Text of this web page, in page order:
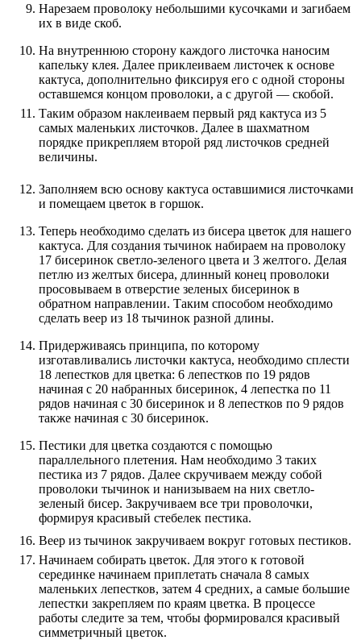
Нарезаем проволоку небольшими кусочками и загибаем
их в виде скоб.
На внутреннюю сторону каждого листочка наносим
капельку клея. Далее приклеиваем листочек к основе
кактуса, дополнительно фиксируя его с одной стороны
оставшемся концом проволоки, а с другой — скобой.
Таким образом наклеиваем первый ряд кактуса из 5
самых маленьких листочков. Далее в шахматном
порядке прикрепляем второй ряд листочков средней
величины.
Заполняем всю основу кактуса оставшимися листочками
и помещаем цветок в горшок.
Теперь необходимо сделать из бисера цветок для нашего
кактуса. Для создания тычинок набираем на проволоку
17 бисеринок светло-зеленого цвета и 3 желтого. Делая
петлю из желтых бисера, длинный конец проволоки
просовываем в отверстие зеленых бисеринок в
обратном направлении. Таким способом необходимо
сделать веер из 18 тычинок разной длины.
Придерживаясь принципа, по которому
изготавливались листочки кактуса, необходимо сплести
18 лепестков для цветка: 6 лепестков по 19 рядов
начиная с 20 набранных бисеринок, 4 лепестка по 11
рядов начиная с 30 бисеринок и 8 лепестков по 9 рядов
также начиная с 30 бисеринок.
Пестики для цветка создаются с помощью
параллельного плетения. Нам необходимо 3 таких
пестика из 7 рядов. Далее скручиваем между собой
проволоки тычинок и нанизываем на них светло-
зеленый бисер. Закручиваем все три проволочки,
формируя красивый стебелек пестика.
Веер из тычинок закручиваем вокруг готовых пестиков.
Начинаем собирать цветок. Для этого к готовой
серединке начинаем приплетать сначала 8 самых
маленьких лепестков, затем 4 средних, а самые большие
лепестки закрепляем по краям цветка. В процессе
работы следите за тем, чтобы формировался красивый
симметричный цветок.